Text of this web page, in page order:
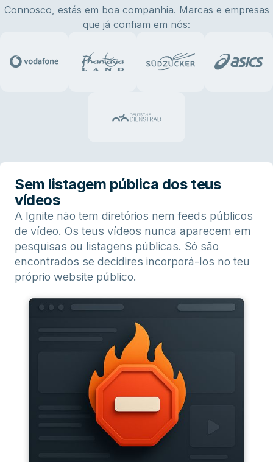
Connosco, estás em boa companhia. Marcas e empresas
que já confiam em nós:
Sem listagem pública dos teus
vídeos
A Ignite não tem diretórios nem feeds públicos
de vídeo. Os teus vídeos nunca aparecem em
pesquisas ou listagens públicas. Só são
encontrados se decidires incorporá-los no teu
próprio website público.